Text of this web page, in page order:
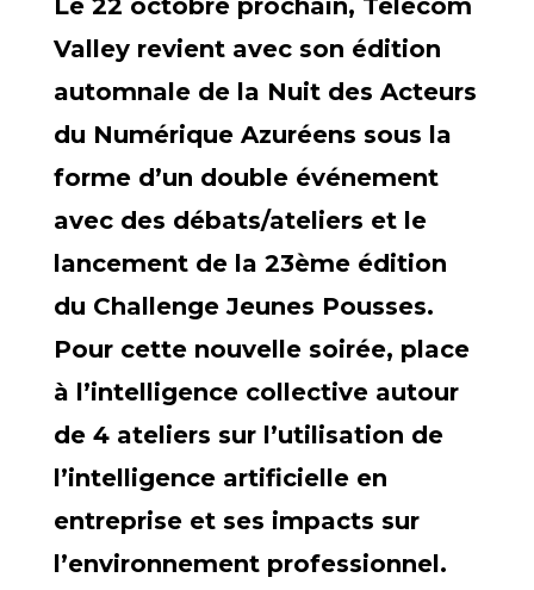
Le 22 octobre prochain, Telecom
Valley revient avec son édition
automnale de la Nuit des Acteurs
du Numérique Azuréens sous la
forme d’un double événement
avec des débats/ateliers et le
lancement de la 23ème édition
du Challenge Jeunes Pousses.
Pour cette nouvelle soirée, place
à l’intelligence collective autour
de 4 ateliers sur l’utilisation de
l’intelligence artificielle en
entreprise et ses impacts sur
l’environnement professionnel.